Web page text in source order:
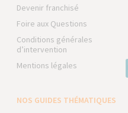
Devenir franchisé
Foire aux Questions
Conditions générales
d’intervention
Mentions légales
NOS GUIDES THÉMATIQUES